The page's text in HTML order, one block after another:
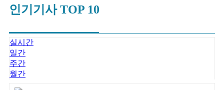
인기기사 TOP 10
실시간
일간
주간
월간